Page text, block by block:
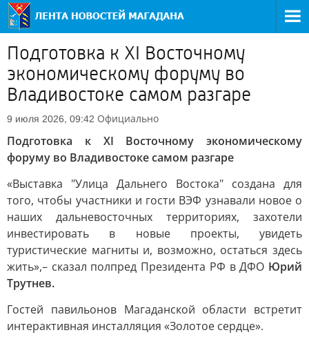
Подготовка к XI Восточному
экономическому форуму во
Владивостоке самом разгаре
9 июля 2026, 09:42 Официально
Подготовка к XI Восточному экономическому
форуму во Владивостоке самом разгаре
«Выставка "Улица Дальнего Востока" создана для
того, чтобы участники и гости ВЭФ узнавали новое о
наших дальневосточных территориях, захотели
инвестировать в новые проекты, увидеть
туристические магниты и, возможно, остаться здесь
жить»,– сказал полпред Президента РФ в ДФО Юрий
Трутнев.
Гостей павильонов Магаданской области встретит
интерактивная инсталляция «Золотое сердце».